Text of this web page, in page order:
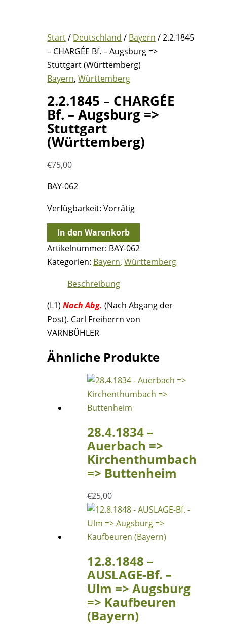
Start/ Deutschland / Bayern / 2.2.1845
– CHARGÉE Bf. – Augsburg =>
Stuttgart (Württemberg)
Bayern,Württemberg
2.2.1845 – CHARGÉE
Bf. – Augsburg =>
Stuttgart
(Württemberg)
€75,00
BAY-062
Verfügbarkeit: Vorrätig
2.2.1845
-
CHARGÉE
=>
Stuttgart
(Württemberg)
Menge
In den Warenkorb
Artikelnummer: BAY-062
Kategorien: Bayern,Württemberg
Beschreibung
(L1)Nach Abg. (Nach Abgang der
Post). Carl Freiherrn von
VARNBÜHLER
Ähnliche Produkte
28.4.1834 –
Auerbach =>
Kirchenthumbach
=> Buttenheim
€25,00
12.8.1848 –
AUSLAGE-Bf. –
Ulm => Augsburg
=> Kaufbeuren
(Bayern)